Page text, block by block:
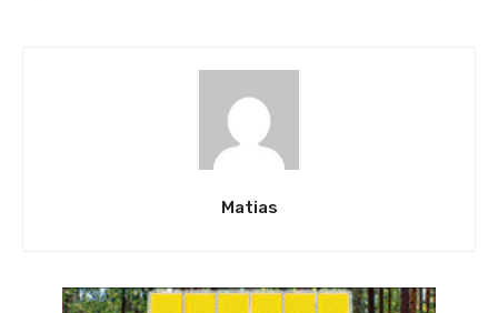
Matias